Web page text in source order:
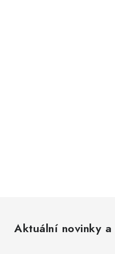
Aktuální novinky